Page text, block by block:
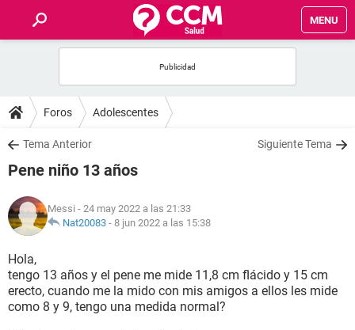
MENU
FOROS
SALUD
NUTRICIÓN
BIENESTAR
SEXUALIDAD
Foros Adolescentes
Tema Anterior Siguiente Tema
Pene niño 13 años
Messi - 24 may 2022 a las 21:33
Nat20083 - 8 jun 2022 a las 15:38
Hola,
tengo 13 años y el pene me mide 11,8 cm flácido y 15 cm
erecto, cuando me la mido con mis amigos a ellos les mide
como 8 y 9, tengo una medida normal?